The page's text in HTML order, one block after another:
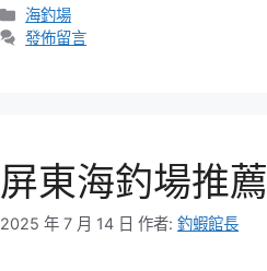
分
類
海釣場
發佈留言
屏東海釣場推薦
2025 年 7 月 14 日 作者: 釣蝦館長